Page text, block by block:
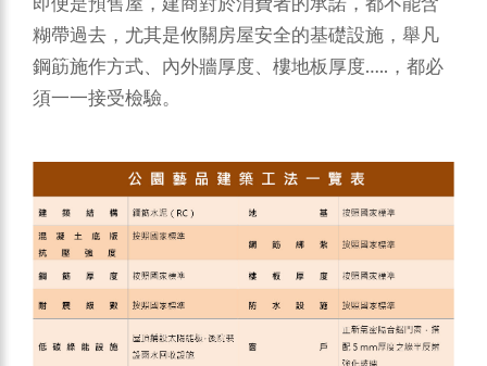
糊帶過去，尤其是攸關房屋安全的基礎設施，舉凡
鋼筯施作方式、內外牆厚度、樓地板厚度…..，都必
須一一接受檢驗。